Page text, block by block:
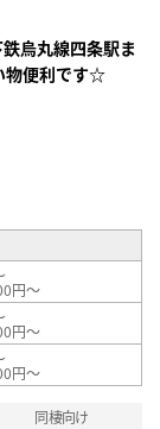
録
烏丸線四条駅ま
物便利です☆
円～
円～
円～
同棲向け